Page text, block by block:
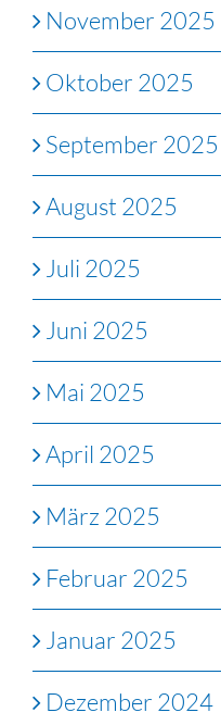
November 2025
Oktober 2025
September 2025
August 2025
Juli 2025
Juni 2025
Mai 2025
April 2025
März 2025
Februar 2025
Januar 2025
Dezember 2024